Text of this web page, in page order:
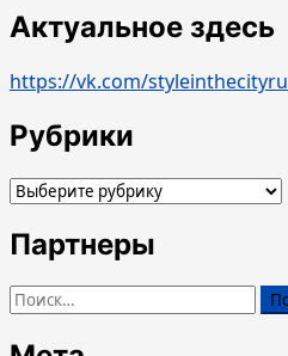
Актуальное здесь
https://vk.com/styleinthecityru
Рубрики
Рубрики
Партнеры
Найти: